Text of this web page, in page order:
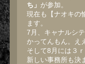
ち」 が参加。
現在も【ナオキの
ます。
7月、キャナルシ
かってんもん。え
そして8月には３
新しい事務所も決